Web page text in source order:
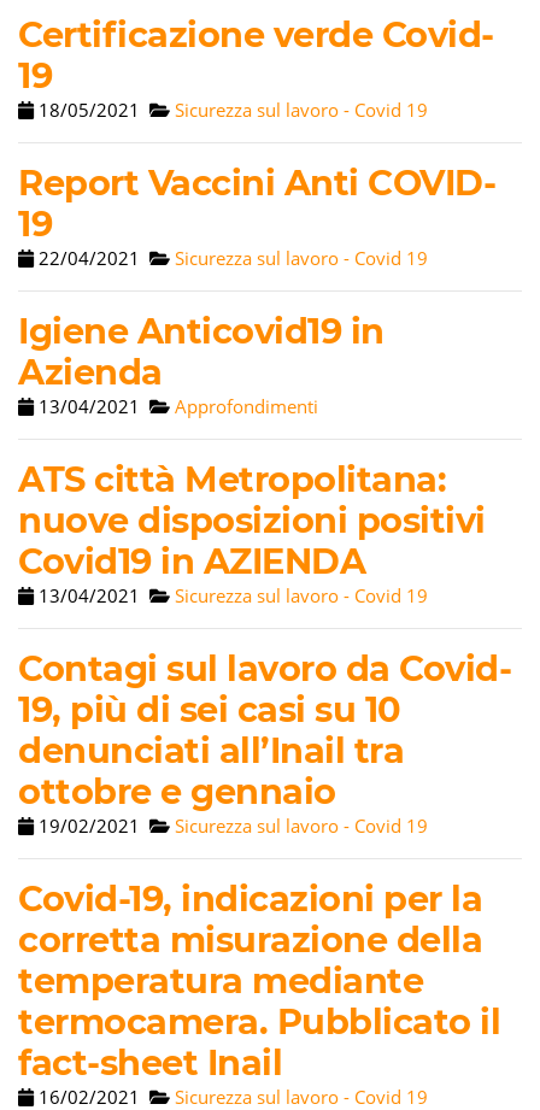
Certificazione verde Covid-
19
18/05/2021 Sicurezza sul lavoro - Covid 19
Report Vaccini Anti COVID-
19
22/04/2021 Sicurezza sul lavoro - Covid 19
Igiene Anticovid19 in
Azienda
13/04/2021 Approfondimenti
ATS città Metropolitana:
nuove disposizioni positivi
Covid19 in AZIENDA
13/04/2021 Sicurezza sul lavoro - Covid 19
Contagi sul lavoro da Covid-
19, più di sei casi su 10
denunciati all’Inail tra
ottobre e gennaio
19/02/2021 Sicurezza sul lavoro - Covid 19
Covid-19, indicazioni per la
corretta misurazione della
temperatura mediante
termocamera. Pubblicato il
fact-sheet Inail
16/02/2021 Sicurezza sul lavoro - Covid 19